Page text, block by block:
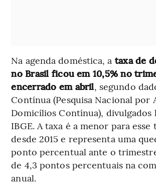
Na agenda doméstica, a taxa de
no Brasil ficou em 10,5% no
encerrado em abril, segundo
Contínua (Pesquisa Nacional por
Domicílios Contínua), divulgados
IBGE. A taxa é a menor para
desde 2015 e representa uma
ponto percentual ante o
de 4,3 pontos percentuais na
anual.